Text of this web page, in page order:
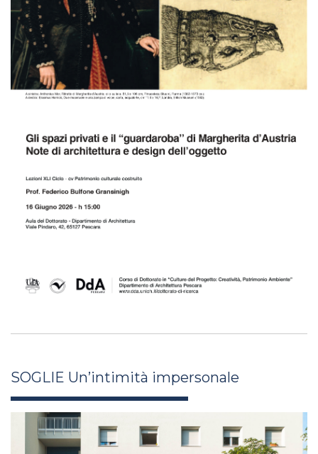
SOGLIE Un’intimità impersonale
antonella_salucci_xli26_9.jpg